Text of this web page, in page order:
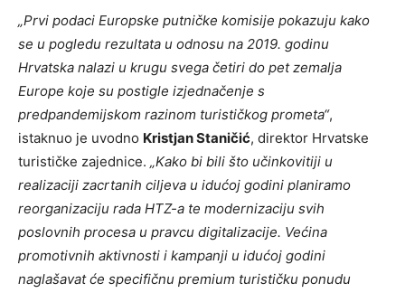
„Prvi podaci Europske putničke komisije pokazuju kako
se u pogledu rezultata u odnosu na 2019. godinu
Hrvatska nalazi u krugu svega četiri do pet zemalja
Europe koje su postigle izjednačenje s
predpandemijskom razinom turističkog prometa“,
istaknuo je uvodno Kristjan Staničić, direktor Hrvatske
turističke zajednice. „Kako bi bili što učinkovitiji u
realizaciji zacrtanih ciljeva u idućoj godini planiramo
reorganizaciju rada HTZ-a te modernizaciju svih
poslovnih procesa u pravcu digitalizacije. Većina
promotivnih aktivnosti i kampanji u idućoj godini
naglašavat će specifičnu premium turističku ponudu